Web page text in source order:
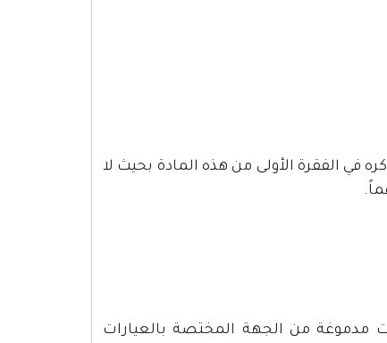
في الفقرة الأولى من هذه المادة بحيث لا
مدموغة من الجهة المختصة بالعيارات